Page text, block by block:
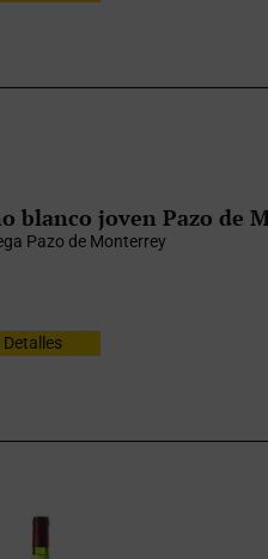
blanco joven Pazo de
Pazo de Monterrey
Detalles